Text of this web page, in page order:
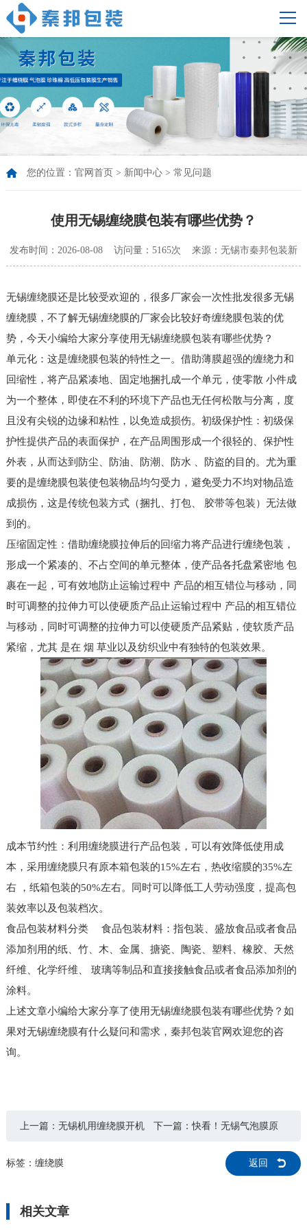
您的位置： 官网首页 > 新闻中心> 常见问题
使用无锡缠绕膜包装有哪些优势？
发布时间：2026-08-08 访问量：5165次 来源：无锡市秦邦包装新
无锡缠绕膜还是比较受欢迎的，很多厂家会一次性批发很多无锡
缠绕膜，不了解无锡缠绕膜的厂家会比较好奇缠绕膜包装的优
势，今天小编给大家分享使用无锡缠绕膜包装有哪些优势？
单元化：这是缠绕膜包装的特性之一。借助薄膜超强的缠绕力和
回缩性，将产品紧凑地、固定地捆扎成一个单元，使零散 小件成
为一个整体，即使在不利的环境下产品也无任何松散与分离，度
且没有尖锐的边缘和粘性，以免造成损伤。初级保护性：初级保
护性提供产品的表面保护，在产品周围形成一个很轻的、保护性
外表，从而达到防尘、防油、防潮、防水 、防盗的目的。尤为重
要的是缠绕膜包装使包装物品均匀受力，避免受力不均对物品造
成损伤，这是传统包装方式（捆扎、打包、 胶带等包装）无法做
到的。
压缩固定性：借助缠绕膜拉伸后的回缩力将产品进行缠绕包装，
形成一个紧凑的、不占空间的单元整体，使产品各托盘紧密地 包
裹在一起，可有效地防止运输过程中 产品的相互错位与移动，同
时可调整的拉伸力可以使硬质产品止运输过程中 产品的相互错位
与移动，同时可调整的拉伸力可以使硬质产品紧贴，使软质产品
紧缩，尤其 是在 烟 草业以及纺织业中有独特的包装效果。
成本节约性：利用缠绕膜进行产品包装，可以有效降低使用成
本，采用缠绕膜只有原本箱包装的15%左右，热收缩膜的35%左
右 ，纸箱包装的50%左右。同时可以降低工人劳动强度，提高包
装效率以及包装档次。
食品包装材料分类 食品包装材料：指包装、盛放食品或者食品
添加剂用的纸、竹、木、金属、搪瓷、陶瓷、塑料、橡胶、天然
纤维、化学纤维、 玻璃等制品和直接接触食品或者食品添加剂的
涂料。
上述文章小编给大家分享了使用无锡缠绕膜包装有哪些优势？如
果对无锡缠绕膜有什么疑问和需求，秦邦包装官网欢迎您的咨
询。
上一篇： 无锡机用缠绕膜开机
注意事项？
下一篇：快看！无锡气泡膜原
标签： 缠绕膜 返回
相关文章